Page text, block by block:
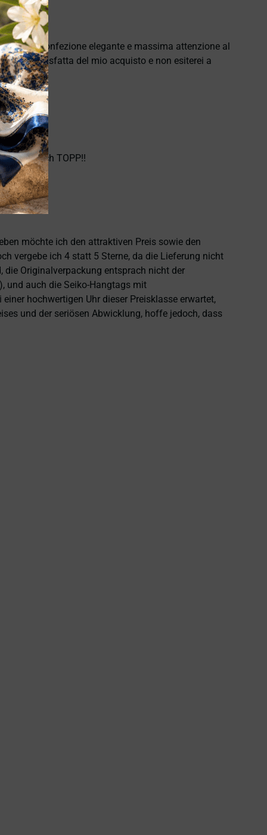
confezione elegante e massima attenzione al
soddisfatta del mio acquisto e non esiterei a
Einfach TOPP!!
möchte ich den attraktiven Preis sowie den
vergebe ich 4 statt 5 Sterne, da die Lieferung nicht
die Originalverpackung entsprach nicht der
und auch die Seiko-Hangtags mit
hochwertigen Uhr dieser Preisklasse erwartet,
und der seriösen Abwicklung, hoffe jedoch, dass